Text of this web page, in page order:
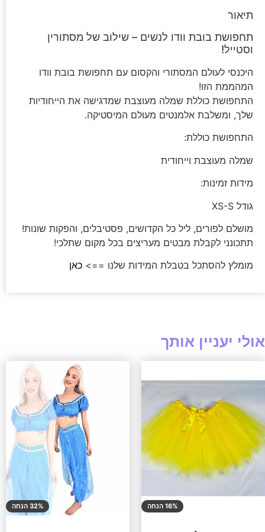
תיאור
תחפושת בובת וודו לנשים – שילוב של מסתורין
וסטייל!
היכנסי לעולם המסתורי והקסום עם תחפושת בובת וודו
המהממת הזו!
התחפושת כוללת שמלה מעוצבת שמדגישה את הייחודיות
שלך, ומשלבת אלמנטים מעולם המיסטיקה.
התחפושת כוללת:
שמלה מעוצבת וייחודית
מידות זמינות:
גודל XS-S
מושלם לפורים, ליל כל הקדושים, פסטיבלים, והפקות שונות!
תתכונני לקבלת מבטים מעריצים בכל מקום שתלכי!
מומלץ להסתכל בטבלת המידות שלנו ==> כאן
אולי יעניין אותך
16% הנחה 32% הנחה